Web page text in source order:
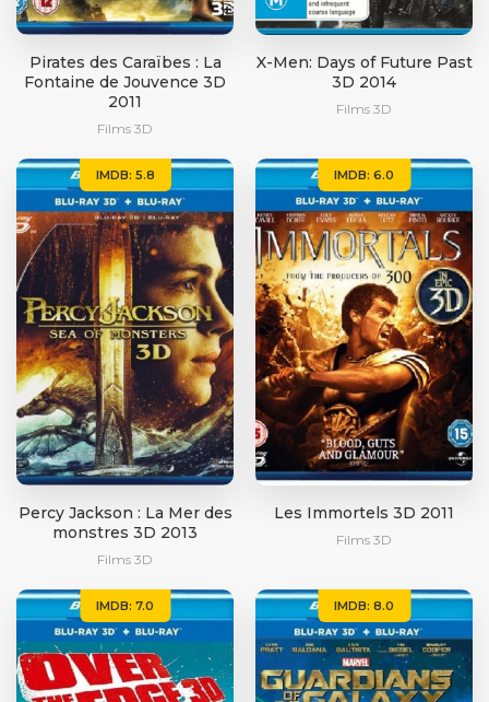
Pirates des Caraïbes : La
Fontaine de Jouvence 3D
2011
Films 3D
X-Men: Days of Future Past
3D 2014
Films 3D
IMDB: 5.8
Percy Jackson : La Mer des
monstres 3D 2013
Films 3D
IMDB: 6.0
Les Immortels 3D 2011
Films 3D
IMDB: 7.0 IMDB: 8.0